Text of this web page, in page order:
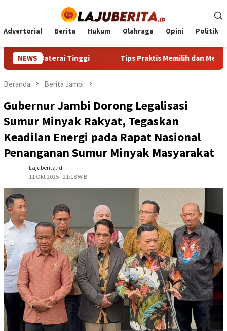
konten
Advertorial Berita Hukum Olahraga Opini Politik
NEWS
Tinggi Tips Praktis Memilih dan Merawat
Beranda Berita Jambi
Gubernur Jambi Dorong Legalisasi
Sumur Minyak Rakyat, Tegaskan
Keadilan Energi pada Rapat Nasional
Penanganan Sumur Minyak Masyarakat
Lajuberita.id
11 Okt 2025 - 21:18 WIB